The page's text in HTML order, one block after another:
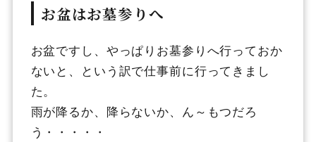
お盆はお墓参りへ
お盆ですし、やっぱりお墓参りへ行っておか
ないと、という訳で仕事前に行ってきまし
た。
雨が降るか、降らないか、ん～もつだろ
う・・・・・